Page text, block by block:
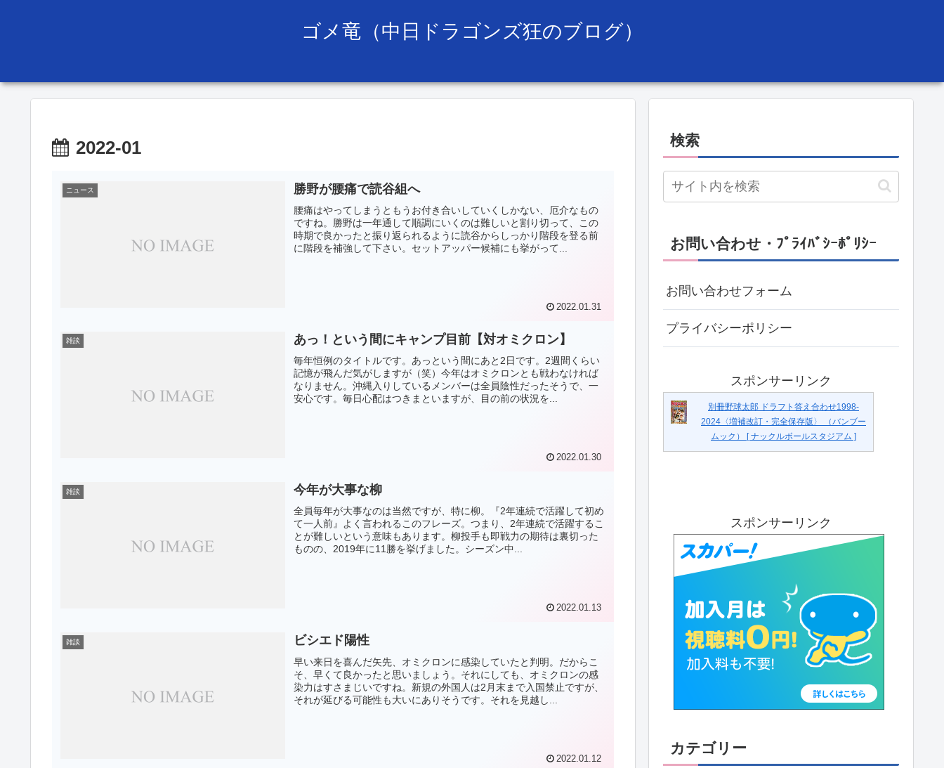
ゴメ竜（中日ドラゴンズ狂のブログ）
2022-01
ニュース 勝野が腰痛で読谷組へ
腰痛はやってしまうともうお付き合いしていくしかない、厄介なもの
ですね。勝野は一年通して順調にいくのは難しいと割り切って、この
時期で良かったと振り返られるように読谷からしっかり階段を登る前
に階段を補強して下さい。セットアッパー候補にも挙がって...
2022.01.31
雑談 あっ！という間にキャンプ目前【対オミクロン】
毎年恒例のタイトルです。あっという間にあと2日です。2週間くらい
記憶が飛んだ気がしますが（笑）今年はオミクロンとも戦わなければ
なりません。沖縄入りしているメンバーは全員陰性だったそうで、一
安心です。毎日心配はつきまといますが、目の前の状況を...
2022.01.30
雑談 今年が大事な柳
全員毎年が大事なのは当然ですが、特に柳。『2年連続で活躍して初め
て一人前』よく言われるこのフレーズ。つまり、2年連続で活躍するこ
とが難しいという意味もあります。柳投手も即戦力の期待は裏切った
ものの、2019年に11勝を挙げました。シーズン中...
2022.01.13
雑談 ビシエド陽性
早い来日を喜んだ矢先、オミクロンに感染していたと判明。だからこ
そ、早くて良かったと思いましょう。それにしても、オミクロンの感
染力はすさまじいですね。新規の外国人は2月末まで入国禁止ですが、
それが延びる可能性も大いにありそうです。それを見越し...
2022.01.12
検索
お問い合わせ・ﾌﾟﾗｲﾊﾞｼｰﾎﾟﾘｼｰ
お問い合わせフォーム
プライバシーポリシー
スポンサーリンク
別冊野球太郎 ドラフト答え合わせ1998-
2024〈増補改訂・完全保存版〉 （バンブー
ムック） [ ナックルボールスタジアム ]
スポンサーリンク
カテゴリー